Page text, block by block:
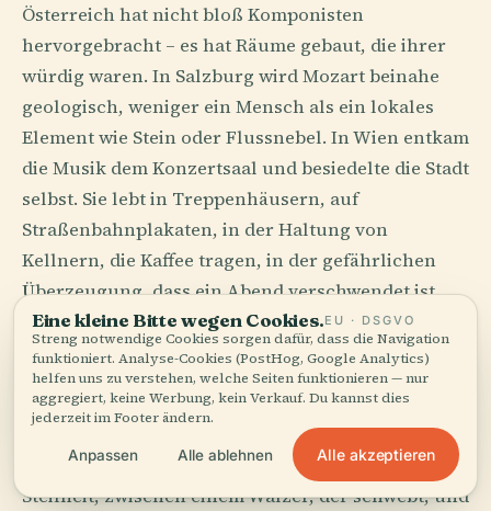
Österreich hat nicht bloß Komponisten
hervorgebracht – es hat Räume gebaut, die ihrer
würdig waren. In Salzburg wird Mozart beinahe
geologisch, weniger ein Mensch als ein lokales
Element wie Stein oder Flussnebel. In Wien entkam
die Musik dem Konzertsaal und besiedelte die Stadt
selbst. Sie lebt in Treppenhäusern, auf
Straßenbahnplakaten, in der Haltung von
Kellnern, die Kaffee tragen, in der gefährlichen
Überzeugung, dass ein Abend verschwendet ist,
der keine Sonate, kein Quartett, keinen Walzer,
keinen Streit über das Tempo enthält.
Das österreichische Ohr hat anspruchsvolle
Manieren. Es kennt den Unterschied zwischen
Süße und Sentimentalität, zwischen Disziplin und
Steifheit, zwischen einem Walzer, der schwebt, und
Eine kleine Bitte wegen Cookies.EU · DSGVO
Streng notwendige Cookies sorgen dafür, dass die Navigation
funktioniert. Analyse-Cookies (PostHog, Google Analytics)
helfen uns zu verstehen, welche Seiten funktionieren — nur
aggregiert, keine Werbung, kein Verkauf. Du kannst dies
jederzeit im Footer ändern.
Anpassen Alle ablehnen Alle akzeptieren